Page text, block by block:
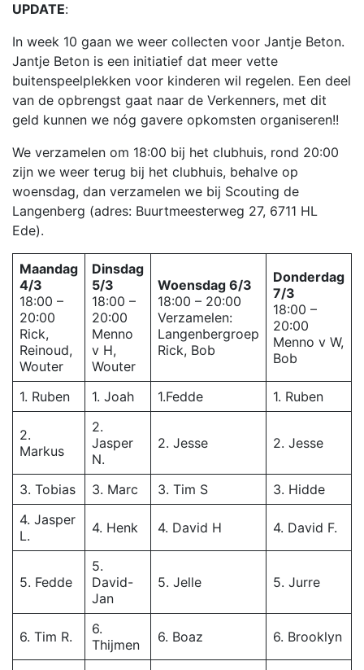
UPDATE:
In week 10 gaan we weer collecten voor Jantje Beton.
Jantje Beton is een initiatief dat meer vette
buitenspeelplekken voor kinderen wil regelen. Een deel
van de opbrengst gaat naar de Verkenners, met dit
geld kunnen we nóg gavere opkomsten organiseren!!
We verzamelen om 18:00 bij het clubhuis, rond 20:00
zijn we weer terug bij het clubhuis, behalve op
woensdag, dan verzamelen we bij Scouting de
Langenberg (adres: Buurtmeesterweg 27, 6711 HL
Ede).
Maandag
4/3
18:00 –
20:00
Rick,
Reinoud,
Wouter
Dinsdag
5/3
18:00 –
20:00
Menno
v H,
Wouter
Woensdag 6/3
18:00 – 20:00
Verzamelen:
Langenbergroep
Rick, Bob
Donderdag
7/3
18:00 –
20:00
Menno v W,
Bob
1. Ruben 1. Joah 1.Fedde 1. Ruben
2.
Markus
2.
Jasper
N.
2. Jesse 2. Jesse
3. Tobias 3. Marc 3. Tim S
3. Hidde
4. Jasper
L.
4. Henk 4. David H 4. David F.
5. Fedde
5.
David-
Jan
5. Jelle 5. Jurre
6. Tim R.
6.
Thijmen
6. Boaz 6. Brooklyn